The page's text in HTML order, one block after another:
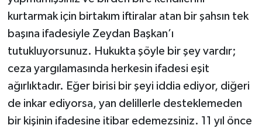
kurtarmak için birtakım iftiralar atan bir şahsın tek
başına ifadesiyle Zeydan Başkan’ı
tutukluyorsunuz. Hukukta şöyle bir şey vardır;
ceza yargılamasında herkesin ifadesi eşit
ağırlıktadır. Eğer birisi bir şeyi iddia ediyor, diğeri
de inkar ediyorsa, yan delillerle desteklemeden
bir kişinin ifadesine itibar edemezsiniz. 11 yıl önce